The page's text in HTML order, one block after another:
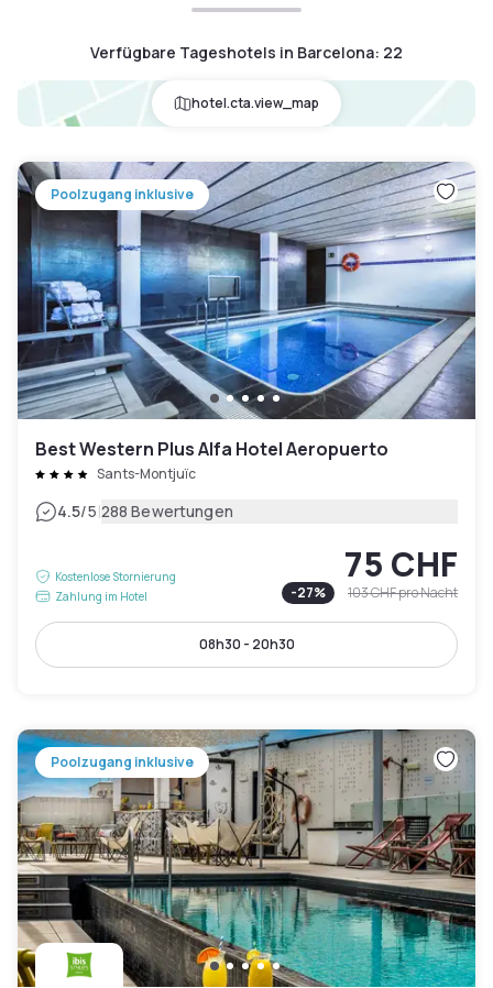
Verfügbare Tageshotels in Barcelona: 22
hotel.cta.view_map
Poolzugang inklusive
Best Western Plus Alfa Hotel Aeropuerto
Sants-Montjuïc
4.5/5|288 Bewertungen
Kostenlose Stornierung
Zahlung im Hotel
75 CHF
-27% 103 CHFpro Nacht
08h30 - 20h30
Poolzugang inklusive